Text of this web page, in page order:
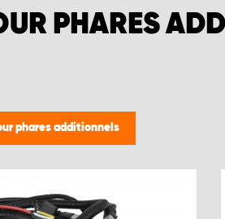
PHARES
phares additionnels